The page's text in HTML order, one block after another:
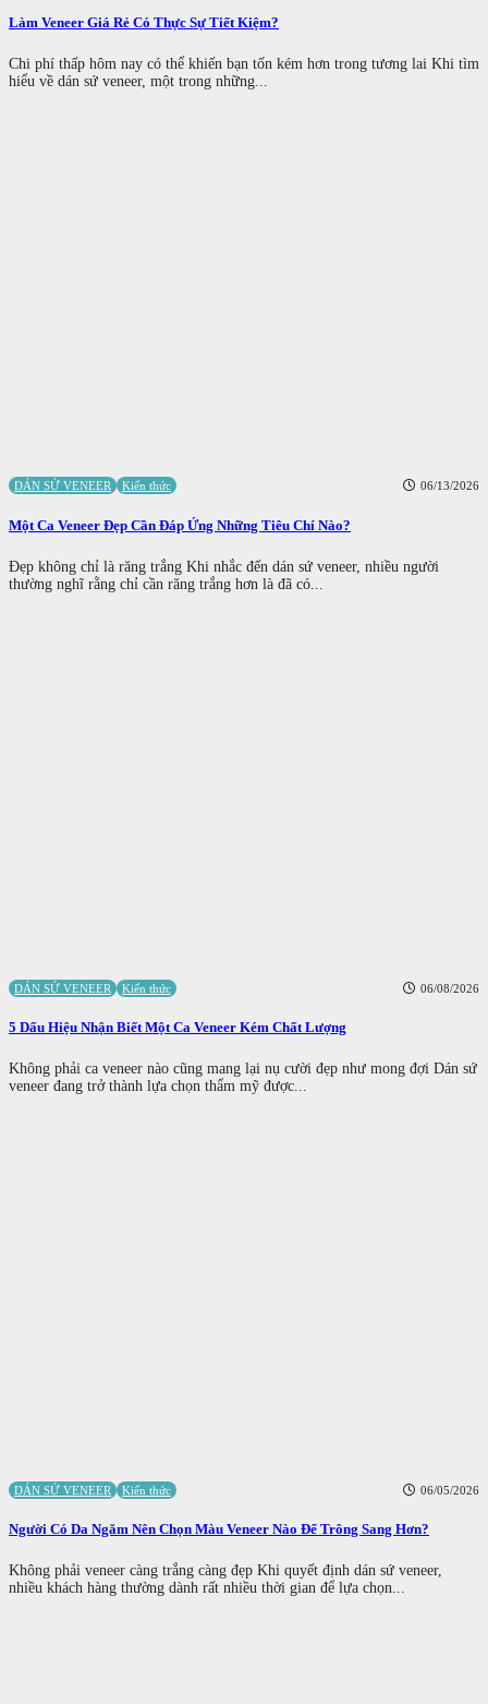
Làm Veneer Giá Rẻ Có Thực Sự Tiết Kiệm?
Chi phí thấp hôm nay có thể khiến bạn tốn kém hơn trong tương lai Khi tìm
hiểu về dán sứ veneer, một trong những...
DÁN SỨ VENEER Kiến thức 06/13/2026
Một Ca Veneer Đẹp Cần Đáp Ứng Những Tiêu Chí Nào?
Đẹp không chỉ là răng trắng Khi nhắc đến dán sứ veneer, nhiều người
thường nghĩ rằng chỉ cần răng trắng hơn là đã có...
DÁN SỨ VENEER Kiến thức 06/08/2026
5 Dấu Hiệu Nhận Biết Một Ca Veneer Kém Chất Lượng
Không phải ca veneer nào cũng mang lại nụ cười đẹp như mong đợi Dán sứ
veneer đang trở thành lựa chọn thẩm mỹ được...
DÁN SỨ VENEER Kiến thức 06/05/2026
Người Có Da Ngăm Nên Chọn Màu Veneer Nào Để Trông Sang Hơn?
Không phải veneer càng trắng càng đẹp Khi quyết định dán sứ veneer,
nhiều khách hàng thường dành rất nhiều thời gian để lựa chọn...